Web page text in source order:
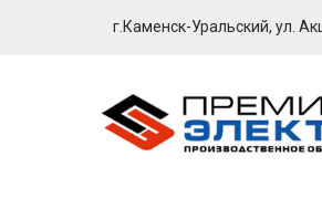
г.Каменск-Уральский, ул.